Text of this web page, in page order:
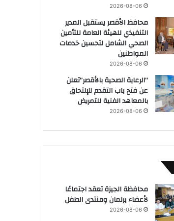
2026-08-06
محافظ الأقصر يستقبل المدير
التنفيذي للهيئة العامة للتأمين
الصحي الشامل لتحسين خدمات
المواطنين
2026-08-06
“الرعاية الصحية بالأقصر”تعلن
عن فتح باب التقدم للإلتحاق
بالمعاهد الفنية للتمريض
2026-08-06
محافظة الجيزة تعقد اجتماعًا
لأعضاء برلمان ومنتدى الطفل
2026-08-06